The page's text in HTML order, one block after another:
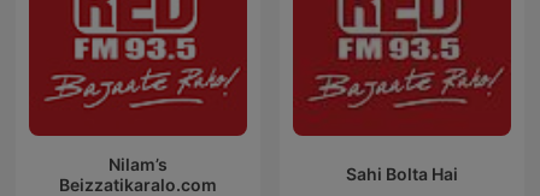
Nilam’s
Beizzatikaralo.com
Sahi Bolta Hai